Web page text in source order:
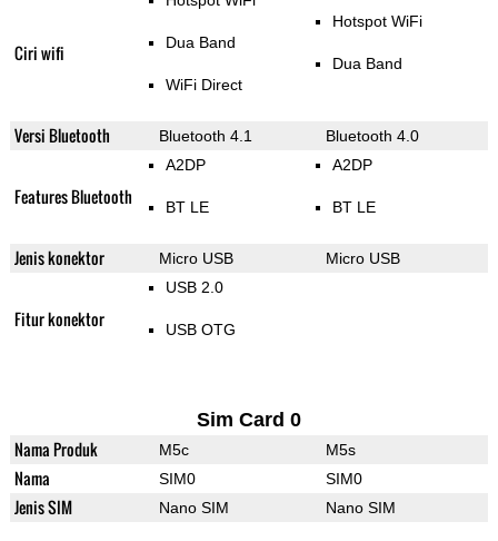
Ciri wifi Dua Band
WiFi Direct
Hotspot WiFi
Dua Band
Versi Bluetooth Bluetooth 4.1 Bluetooth 4.0
Features Bluetooth
A2DP
BT LE
A2DP
BT LE
Jenis konektor Micro USB Micro USB
Fitur konektor
USB 2.0
USB OTG
Sim Card 0
Nama Produk M5c M5s
Nama SIM0 SIM0
Jenis SIM Nano SIM Nano SIM